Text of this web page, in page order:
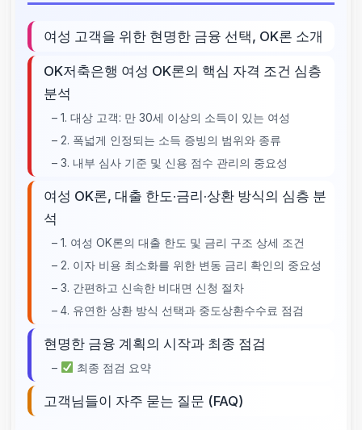
여성 고객을 위한 현명한 금융 선택, OK론 소개
OK저축은행 여성 OK론의 핵심 자격 조건 심층
분석
– 1. 대상 고객: 만 30세 이상의 소득이 있는 여성
– 2. 폭넓게 인정되는 소득 증빙의 범위와 종류
– 3. 내부 심사 기준 및 신용 점수 관리의 중요성
여성 OK론, 대출 한도·금리·상환 방식의 심층 분
석
– 1. 여성 OK론의 대출 한도 및 금리 구조 상세 조건
– 2. 이자 비용 최소화를 위한 변동 금리 확인의 중요성
– 3. 간편하고 신속한 비대면 신청 절차
– 4. 유연한 상환 방식 선택과 중도상환수수료 점검
현명한 금융 계획의 시작과 최종 점검
– 최종 점검 요약
고객님들이 자주 묻는 질문 (FAQ)